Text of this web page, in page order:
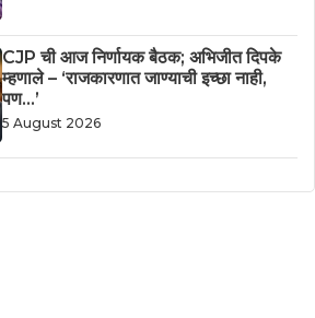
CJP ची आज निर्णायक बैठक; अभिजीत दिपके
म्हणाले – ‘राजकारणात जाण्याची इच्छा नाही,
पण…’
5 August 2026